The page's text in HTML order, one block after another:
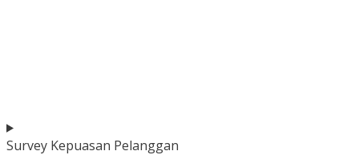
Survey Kepuasan Pelanggan